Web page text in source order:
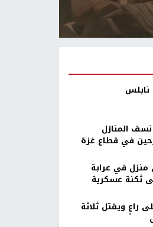
نابلس
المنازل
في قطاع غزة
منزل في عرابة
ثكنة عسكرية
راعٍ ويقتل ثلاثة